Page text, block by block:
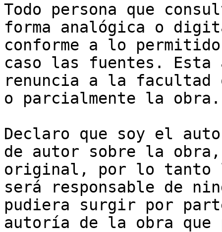
Todo persona que
forma analógica o
conforme a lo
caso las fuentes.
renuncia a la facultad
o parcialmente la obra.
Declaro que soy el
de autor sobre la
original, por lo tanto
será responsable de
pudiera surgir por
autoría de la obra que